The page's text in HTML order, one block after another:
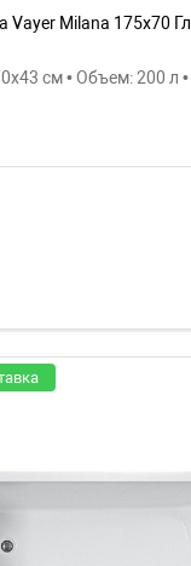
Vayer Milana 175x70
см • Объем: 200 л